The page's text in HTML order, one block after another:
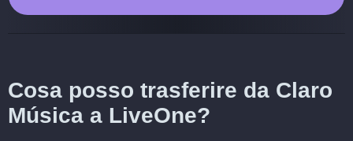
Cosa posso trasferire da Claro
Música a LiveOne?